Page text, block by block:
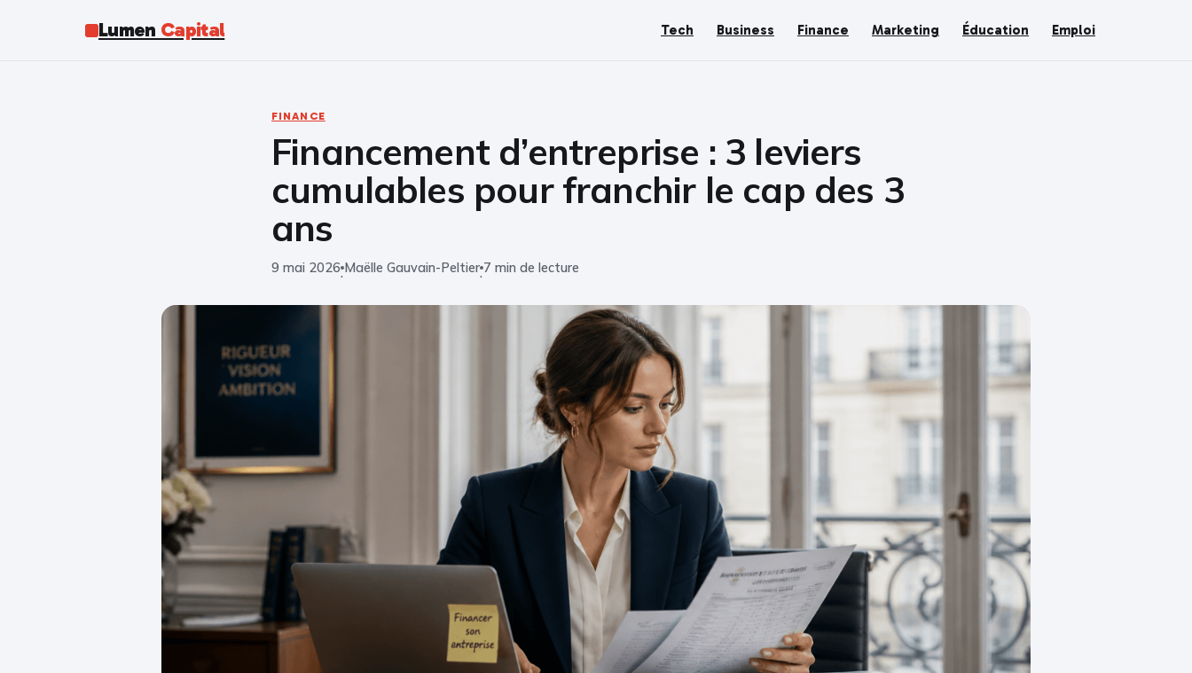
Lumen Capital Tech Business Finance Marketing Éducation Emploi
FINANCE
Financement d’entreprise : 3 leviers
cumulables pour franchir le cap des 3
ans
9 mai 2026
·
Maëlle Gauvain-Peltier
·
7 min de lecture